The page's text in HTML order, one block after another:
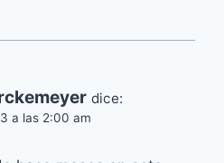
dice:
a las 2:00 am